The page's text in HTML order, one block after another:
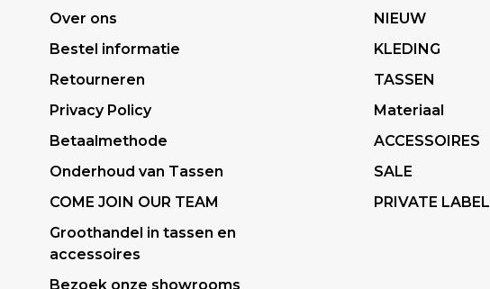
Over ons
Bestel informatie
Retourneren
Privacy Policy
Betaalmethode
Onderhoud van Tassen
COME JOIN OUR TEAM
Groothandel in tassen en
accessoires
Bezoek onze showrooms
NIEUW
KLEDING
TASSEN
Materiaal
ACCESSOIRES
SALE
PRIVATE LABEL